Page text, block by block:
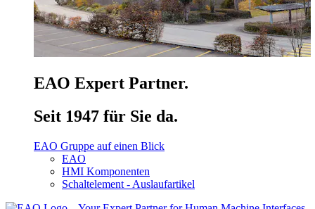
EAO Expert Partner.
Seit 1947 für Sie da.
EAO Gruppe auf einen Blick
EAO
HMI Komponenten
Schaltelement - Auslaufartikel